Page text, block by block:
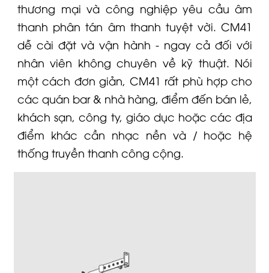
thương mại và công nghiệp yêu cầu âm
thanh phân tán âm thanh tuyệt vời.CM41
dễ cài đặt và vận hành - ngay cả đối với
nhân viên không chuyên về kỹ thuật. Nói
một cách đơn giản, CM41 rất phù hợp cho
các quán bar & nhà hàng, điểm đến bán lẻ,
khách sạn, công ty, giáo dục hoặc các địa
điểm khác cần nhạc nền và / hoặc hệ
thống truyền thanh công cộng.